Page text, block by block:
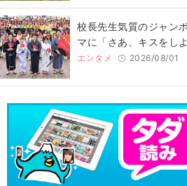
校長先生気質のジャン
マに「さあ、キスをし
エンタメ 2026/08/01